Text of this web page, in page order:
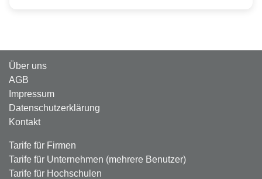
Über uns
AGB
Impressum
Datenschutzerklärung
Kontakt
Tarife für Firmen
Tarife für Unternehmen (mehrere Benutzer)
Tarife für Hochschulen